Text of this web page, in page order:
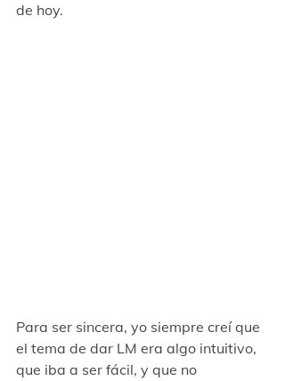
de hoy.
Para ser sincera, yo siempre creí que
el tema de dar LM era algo intuitivo,
que iba a ser fácil, y que no